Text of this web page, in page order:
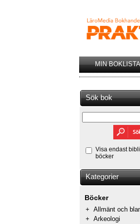
MIN BOKLISTA
Sök bok
Visa endast
böcker
Kategorier
Böcker
+ Allmänt och
+ Arkeologi